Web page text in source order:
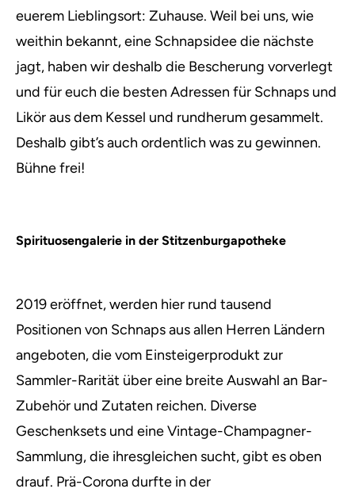
euerem Lieblingsort: Zuhause. Weil bei uns, wie
weithin bekannt, eine Schnapsidee die nächste
jagt, haben wir deshalb die Bescherung vorverlegt
und für euch die besten Adressen für Schnaps und
Likör aus dem Kessel und rundherum gesammelt.
Deshalb gibt’s auch ordentlich was zu gewinnen.
Bühne frei!
Spirituosengalerie in der Stitzenburgapotheke
2019 eröffnet, werden hier rund tausend
Positionen von Schnaps aus allen Herren Ländern
angeboten, die vom Einsteigerprodukt zur
Sammler-Rarität über eine breite Auswahl an Bar-
Zubehör und Zutaten reichen. Diverse
Geschenksets und eine Vintage-Champagner-
Sammlung, die ihresgleichen sucht, gibt es oben
drauf. Prä-Corona durfte in der